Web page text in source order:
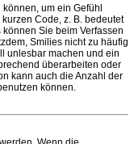
um ein Gefühl
Code, z. B. bedeutet
Sie beim Verfassen
Smilies nicht zu häufig
unlesbar machen und ein
überarbeiten oder
kann auch die Anzahl der
können.